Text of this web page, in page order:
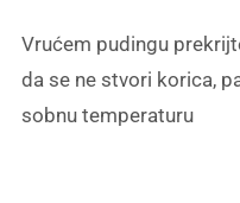
Vrućem pudingu
da se ne stvori korica,
sobnu temperaturu